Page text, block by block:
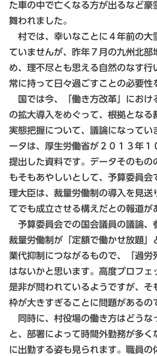
た車の中で亡くなる方が出るなど豪
舞われました。
村では、幸いなことに４年前の大
ていませんが、昨年７月の九州北部
め、理不尽とも思える自然のなす行
常に持って日々過ごすことの必要性
国では今、「働き方改革」におけ
の拡大導入をめぐって、根拠となる
実態把握について、議論になってい
ータは、厚生労働省が２０１３年１
提出した資料です。データそのもの
もそもあやしいとして、予算委員会
理大臣は、裁量労働制の導入を見送
てでも成立させる構えだとの報道が
予算委員会での国会議員の議論、
裁量労働制が「定額で働かせ放題」
業代抑制につながるもので、「過労
はないかと思います。高度プロフェ
是非が問われているようですが、そ
枠が大きすぎることに問題があるの
同時に、村役場の働き方はどうな
と、部署によって時間外勤務が多く
に出勤する姿も見られます。職員の